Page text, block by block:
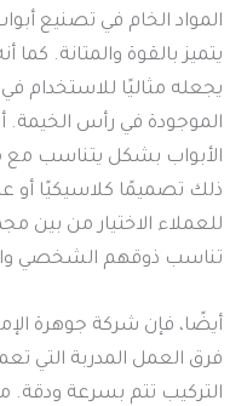
المواد الخام في تصنيع
يتميز بالقوة والمتانة. كما
يجعله مثاليًا للاستخدام
الموجودة في رأس
الأبواب بشكل يتناسب
ذلك تصميمًا كلاسيكيًا
للعملاء الاختيار من بين
تناسب ذوقهم الشخصي
أيضًا، فإن شركة جوهرة
فرق العمل المدربة التي
التركيب تتم بسرعة ودقة.